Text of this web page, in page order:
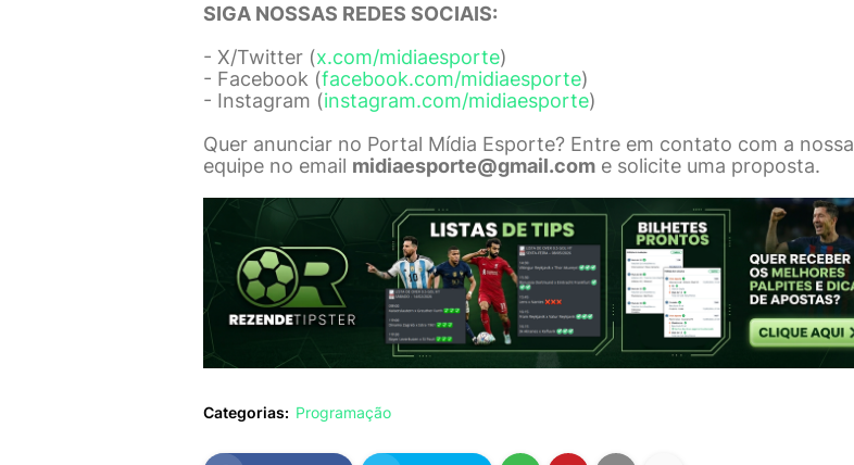
SIGA NOSSAS REDES SOCIAIS:
- X/Twitter (x.com/midiaesporte)
- Facebook (facebook.com/midiaesporte)
- Instagram (instagram.com/midiaesporte)
Quer anunciar no Portal Mídia Esporte? Entre em contato com a nossa
equipe no email midiaesporte@gmail.com e solicite uma proposta.
Categorias: Programação